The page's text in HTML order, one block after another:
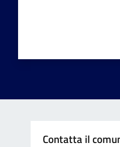
Contatta il